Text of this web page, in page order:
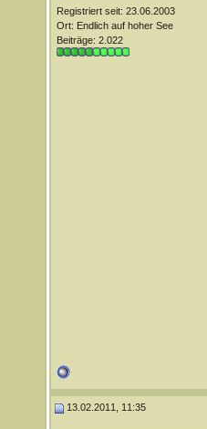
Registriert seit: 23.06.2003
Ort: Endlich auf hoher See
Beiträge: 2.022
13.02.2011, 11:35